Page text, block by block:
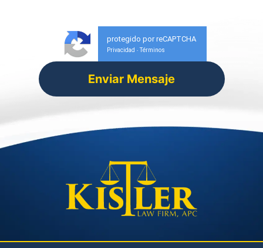
protegido por reCAPTCHA
Privacidad - Términos